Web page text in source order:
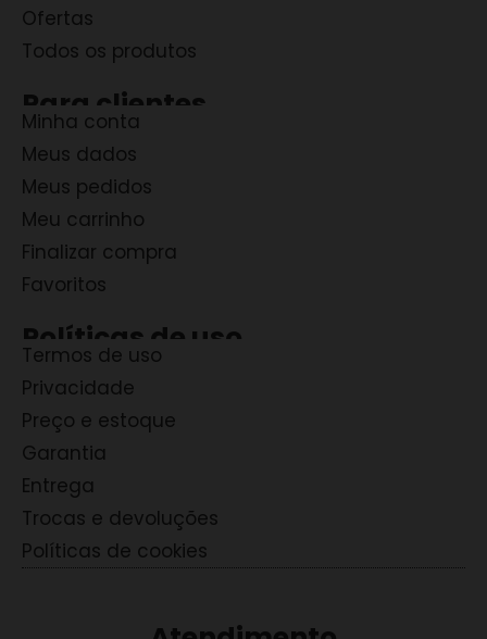
Ofertas
Todos os produtos
Para clientes
Minha conta
Meus dados
Meus pedidos
Meu carrinho
Finalizar compra
Favoritos
Políticas de uso
Termos de uso
Privacidade
Preço e estoque
Garantia
Entrega
Trocas e devoluções
Políticas de cookies